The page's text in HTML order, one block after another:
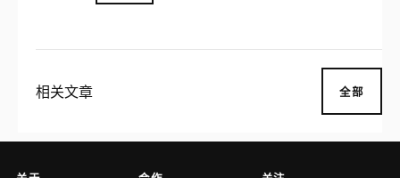
相关文章 全部